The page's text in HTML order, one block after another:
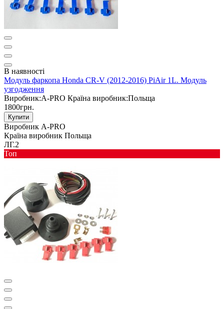
В наявності
Модуль фаркопа Honda CR-V (2012-2016) PiAir 1L. Модуль
узгодження
Виробник:A-PRO Країна виробник:Польща
1800грн.
Купити
Виробник A-PRO
Країна виробник Польща
ЛГ.2
Toп